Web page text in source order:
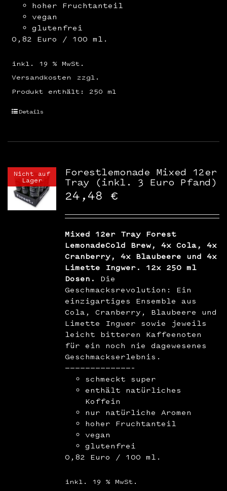
hoher Fruchtanteil
vegan
glutenfrei
0,82 Euro / 100 ml.
inkl. 19 % MwSt.
zzgl.
Versandkosten
Produkt enthält: 250 ml
Details
Nicht auf
Lager
Forestlemonade Mixed 12er
Tray (inkl. 3 Euro Pfand)
24,48 €
Mixed 12er Tray Forest
LemonadeCold Brew, 4x Cola, 4x
Cranberry, 4x Blaubeere und 4x
Limette Ingwer. 12x 250 ml
Dosen.
Die
Geschmacksrevolution: Ein
einzigartiges Ensemble aus
Cola, Cranberry, Blaubeere und
Limette Ingwer sowie jeweils
leicht bitteren Kaffeenoten
für ein noch nie dagewesenes
Geschmackserlebnis.
—————————————–
schmeckt super
enthält natürliches
Koffein
nur natürliche Aromen
hoher Fruchtanteil
vegan
glutenfrei
0,82 Euro / 100 ml.
inkl. 19 % MwSt.